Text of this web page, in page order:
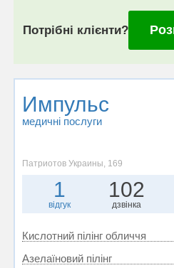
Потрібні клієнти?
Импульс
медичні послуги
Патриотов Украины, 169
1
відгук
102
дзвінка
Кислотний пілінг обличчя
Азелаїновий пілінг